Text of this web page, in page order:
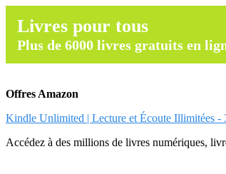
Livres pour tous
Plus de 6000 livres gratuits en
Offres Amazon
Kindle Unlimited | Lecture et Écoute Illimitées -
Accédez à des millions de livres numériques,